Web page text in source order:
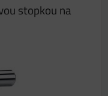
stopkou na